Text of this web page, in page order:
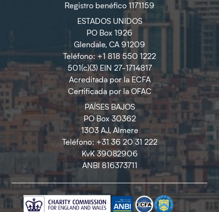
Registro benéfico 1171159
ESTADOS UNIDOS
PO Box 1926
Glendale, CA 91209
Teléfono: +1 818 550 1222
501(c)(3) EIN 27-1714817
Acreditada por la ECFA
Certificada por la OFAC
PAÍSES BAJOS
PO Box 30362
1303 AJ, Almere
Teléfono: +31 36 20 31 222
KvK 39082906
ANBI 816373711